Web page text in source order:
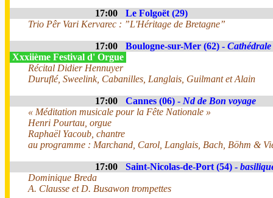
17:00
Le Folgoët (29)
Trio Pêr Vari Kervarec : ”L'Héritage de Bretagne”
17:00 Boulogne-sur-Mer (62) -
Xxxiième Festival d' Orgue
Récital Didier Hennuyer
Duruflé, Sweelink, Cabanilles, Langlais, Guilmant et Alain
17:00 Cannes (06) - Nd de Bon voyage
« Méditation musicale pour la Fête Nationale »
Henri Pourtau, orgue
Raphaël Yacoub, chantre
au programme : Marchand, Carol, Langlais, Bach, Böhm &
17:00 Saint-Nicolas-de-Port (54) -
Dominique Breda
A. Clausse et D. Busawon trompettes